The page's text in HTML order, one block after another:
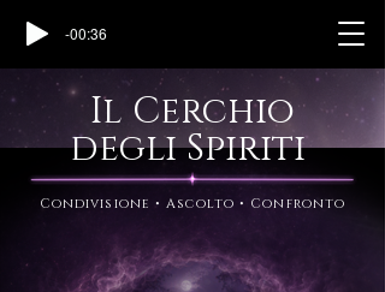
-00:36
Condivisione • Ascolto • Confronto
Il Cerchio
degli Spiriti